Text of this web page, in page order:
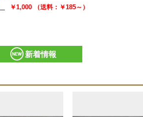
￥1,000 （送料：￥185～）
新着情報